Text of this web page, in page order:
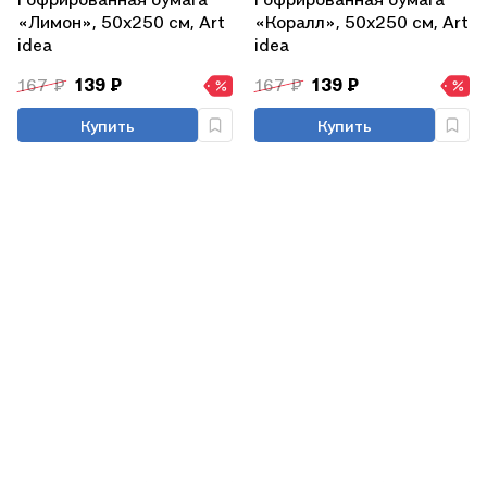
«Лимон», 50х250 см, Art
idea
167 ₽ 139 ₽
Купить
«Коралл», 50х250 см, Art
idea
167 ₽ 139 ₽
Купить